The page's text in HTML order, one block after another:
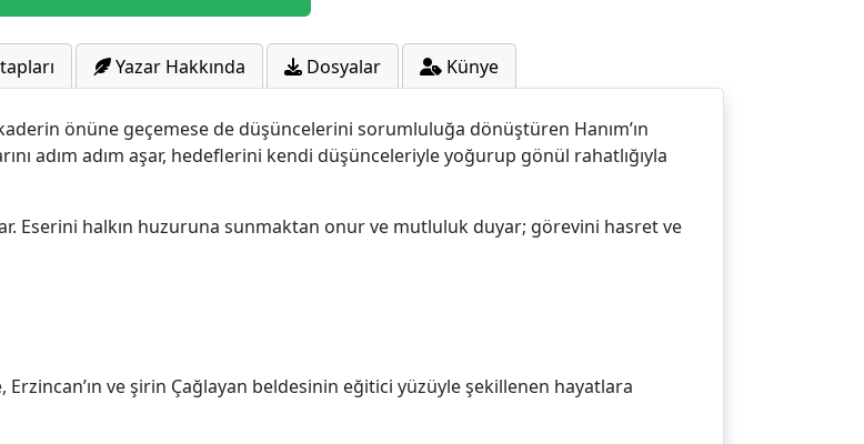
Yazar Hakkında Dosyalar Künye
önüne geçemese de düşüncelerini sorumluluğa dönüştüren Hanım’ın
adım adım aşar, hedeflerini kendi düşünceleriyle yoğurup gönül rahatlığıyla
Eserini halkın huzuruna sunmaktan onur ve mutluluk duyar; görevini hasret ve
Erzincan’ın ve şirin Çağlayan beldesinin eğitici yüzüyle şekillenen hayatlara